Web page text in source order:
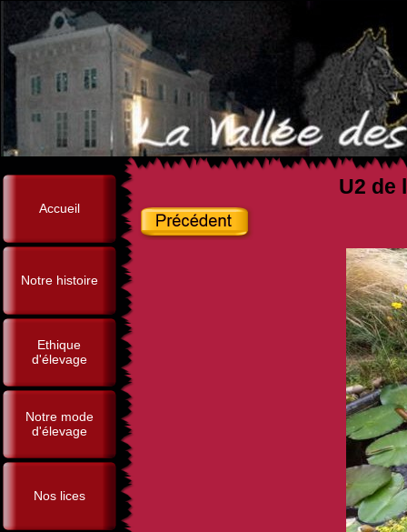
Accueil
Notre histoire
Ethique
d'élevage
Notre mode
d'élevage
Nos lices
U2 de